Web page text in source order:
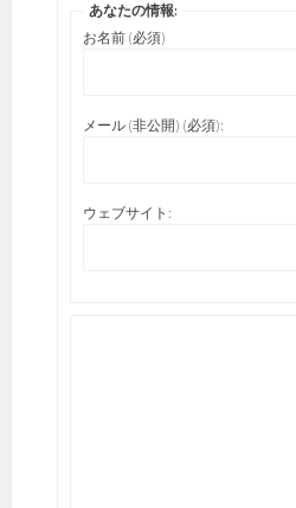
あなたの情報:
お名前 (必須)
メール (非公開) (必須):
ウェブサイト: